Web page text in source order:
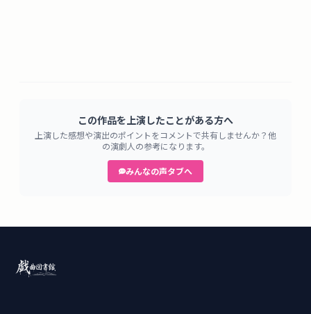
この作品を上演したことがある方へ
上演した感想や演出のポイントをコメントで共有しませんか？他
の演劇人の参考になります。
みんなの声タブへ